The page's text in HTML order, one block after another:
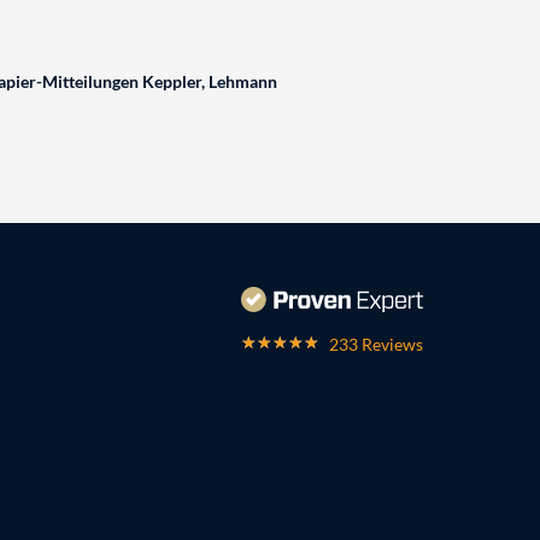
Mitteilungen Keppler, Lehmann
233 Reviews